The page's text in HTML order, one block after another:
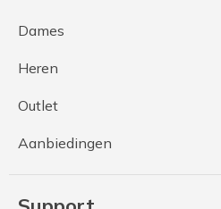
Dames
Heren
Outlet
Aanbiedingen